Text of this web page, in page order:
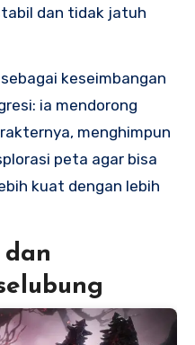
dan tidak jatuh
keseimbangan
ia mendorong
menghimpun
peta agar bisa
kuat dengan lebih